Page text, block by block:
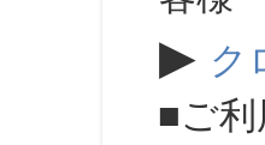
▶ ク
■ご利